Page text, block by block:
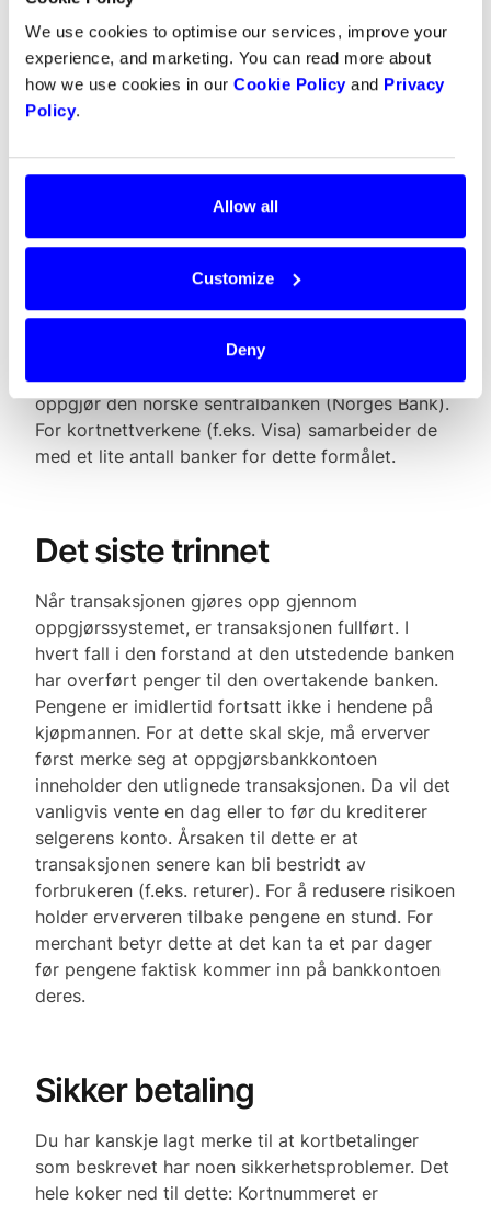
We use cookies to optimise our services, improve your
experience, and marketing. You can read more about
how we use cookies in our Cookie Policy and Privacy
Policy.
Allow all
Customize
Deny
I begynnelsen av artikkelen la vi merke til at det er
to utfordringer når du utfører pengetransaksjoner:
tillit og pålitelig kommunikasjon. Vi kan si at alt til
medlemsbank skal ha en konto i
oppgjørssystemet. Basert på klarerings-data vil
oppgjørssystemet overføre penger inn og ut av
andre ord, den faktiske pengetransaksjonen skjer
utelukkende innenfor én bank. Når det gjelder
Norwegian BankAxept, er banken som brukes for
oppgjør den norske sentralbanken (Norges Bank).
For kortnettverkene (f.eks. Visa) samarbeider de
med et lite antall banker for dette formålet.
Det siste trinnet
Når transaksjonen gjøres opp gjennom
oppgjørssystemet, er transaksjonen fullført. I
hvert fall i den forstand at den utstedende banken
har overført penger til den overtakende banken.
Pengene er imidlertid fortsatt ikke i hendene på
kjøpmannen. For at dette skal skje, må erverver
først merke seg at oppgjørsbankkontoen
inneholder den utlignede transaksjonen. Da vil det
vanligvis vente en dag eller to før du krediterer
selgerens konto. Årsaken til dette er at
transaksjonen senere kan bli bestridt av
forbrukeren (f.eks. returer). For å redusere risikoen
holder erververen tilbake pengene en stund. For
merchant betyr dette at det kan ta et par dager
før pengene faktisk kommer inn på bankkontoen
deres.
Sikker betaling
Du har kanskje lagt merke til at kortbetalinger
som beskrevet har noen sikkerhetsproblemer. Det
hele koker ned til dette: Kortnummeret er